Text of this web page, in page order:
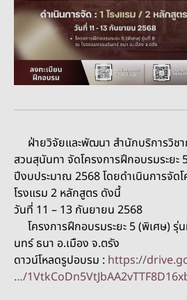
ฝ่ายวิจัยและพัฒนา สำนักบริการวิชา
สวนสุนันทา จัดโครงการฝึกอบรมระยะ
ปีงบประมาณ 2568 โดยดำเนินการจัด
โรงแรม 2 หลักสูตร ดังนี้
วันที่ 11 – 13 กันยายน 2568
โครงการฝึกอบรมระยะ 5 (พิเศษ) รุ่
นทร์ ธนา อ.เมือง จ.ตรัง
ดาวน์โหลดรูปอบรม : https://
…/